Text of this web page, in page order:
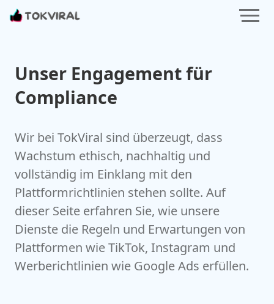
Unser Engagement für
Compliance
Wir bei TokViral sind überzeugt, dass
Wachstum ethisch, nachhaltig und
vollständig im Einklang mit den
Plattformrichtlinien stehen sollte. Auf
dieser Seite erfahren Sie, wie unsere
Dienste die Regeln und Erwartungen von
Plattformen wie TikTok, Instagram und
Werberichtlinien wie Google Ads erfüllen.